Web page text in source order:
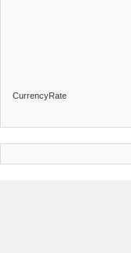
CurrencyRate